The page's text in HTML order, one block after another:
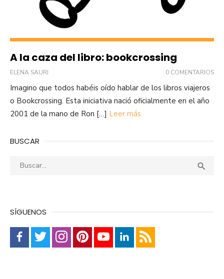
A la caza del libro: bookcrossing
ELENA SAURI 0 COMENTARIOS
Imagino que todos habéis oído hablar de los libros viajeros
o Bookcrossing. Esta iniciativa nació oficialmente en el año
2001 de la mano de Ron […] Leer más
BUSCAR
Buscar: 
SÍGUENOS